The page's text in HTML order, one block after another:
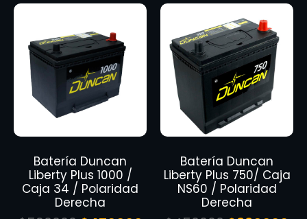
Batería Duncan
Liberty Plus 1000 /
Caja 34 / Polaridad
Derecha
Batería Duncan
Liberty Plus 750/ Caja
NS60 / Polaridad
Derecha